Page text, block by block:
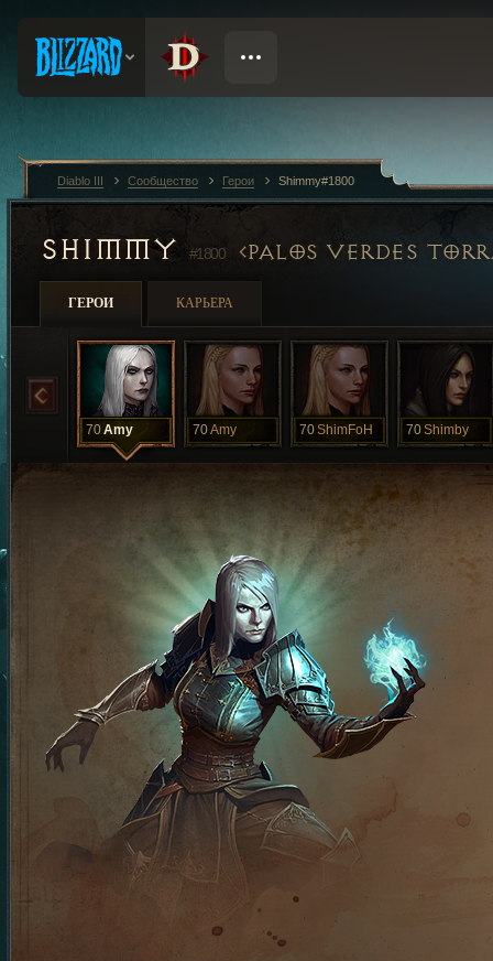
SHIMMY#1800 PALOS VERDES
ГЕРОИ КАРЬЕРА
70Amy 70Amy 70ShimFoH 70Shimby
Diablo III Сообщество Герои Shimmy#1800